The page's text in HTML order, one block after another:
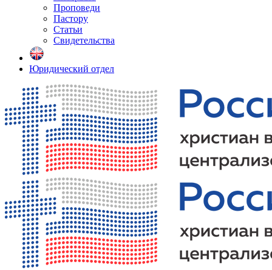
Проповеди
Пастору
Статьи
Свидетельства
Юридический отдел